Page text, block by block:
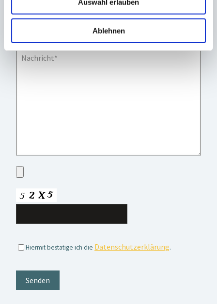
Auswahl erlauben
Ablehnen
Hiermit bestätige ich die Datenschutzerklärung.